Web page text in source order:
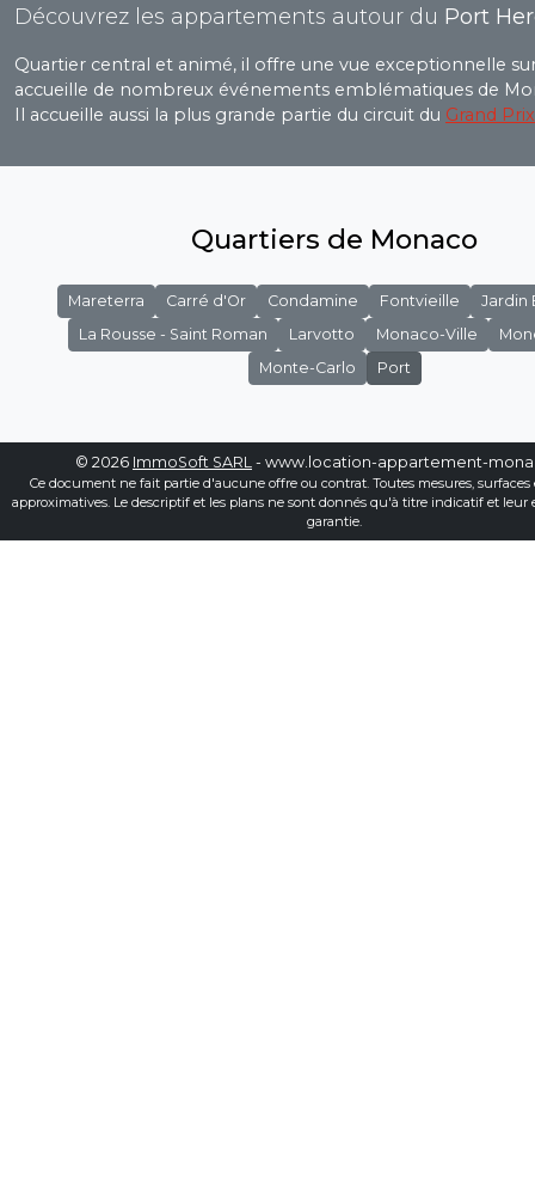
Découvrez les appartements autour du Port
Quartier central et animé, il offre une vue exceptionnelle
accueille de nombreux événements emblématiques de
Il accueille aussi la plus grande partie du circuit du Grand
Quartiers de Monaco
Mareterra Carré d'Or Condamine Fontvieille
Jardin
La Rousse - Saint Roman
Larvotto Monaco-Ville
Monte-Carlo
Port
© 2026 ImmoSoft SARL - www.location-appartement-
Ce document ne fait partie d'aucune offre ou contrat. Toutes mesures, surfaces
approximatives. Le descriptif et les plans ne sont donnés qu'à titre indicatif et leur
garantie.